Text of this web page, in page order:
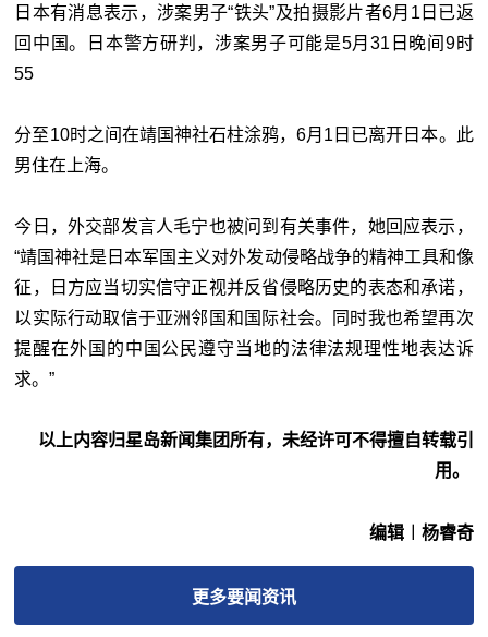
日本有消息表示，涉案男子“铁头”及拍摄影片者6月1日已返
回中国。日本警方研判，涉案男子可能是5月31日晚间9时
55
分至10时之间在靖国神社石柱涂鸦，6月1日已离开日本。此
男住在上海。
今日，外交部发言人毛宁也被问到有关事件，她回应表示，
“靖国神社是日本军国主义对外发动侵略战争的精神工具和像
征，日方应当切实信守正视并反省侵略历史的表态和承诺，
以实际行动取信于亚洲邻国和国际社会。同时我也希望再次
提醒在外国的中国公民遵守当地的法律法规理性地表达诉
求。”
以上内容归星岛新闻集团所有，未经许可不得擅自转载引
用。
编辑︱杨睿奇
更多要闻资讯